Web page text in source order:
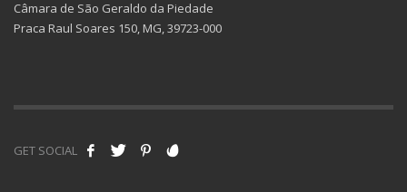
Câmara de São Geraldo da Piedade
Praca Raul Soares 150, MG, 39723-000
GET SOCIAL